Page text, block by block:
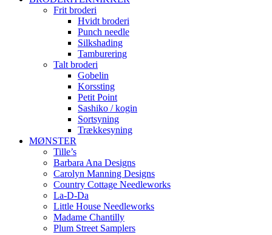
Frit broderi
Hvidt broderi
Punch needle
Silkshading
Tamburering
Talt broderi
Gobelin
Korssting
Petit Point
Sashiko / kogin
Sortsyning
Trækkesyning
MØNSTER
Tille’s
Barbara Ana Designs
Carolyn Manning Designs
Country Cottage Needleworks
La-D-Da
Little House Needleworks
Madame Chantilly
Plum Street Samplers